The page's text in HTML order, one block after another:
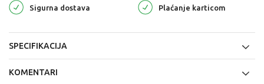
Sigurna dostava Plaćanje karticom
SPECIFIKACIJA
KOMENTARI